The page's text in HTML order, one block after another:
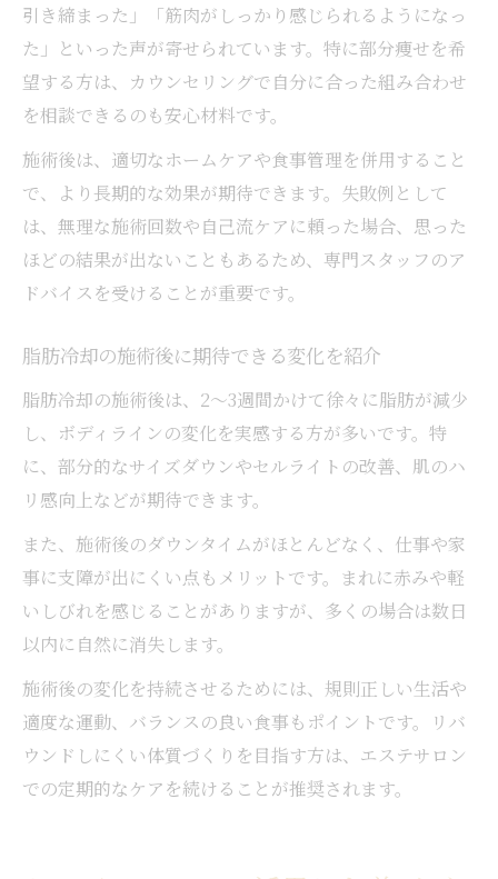
引き締まった」「筋肉がしっかり感じられるようになっ
た」といった声が寄せられています。特に部分痩せを希
望する方は、カウンセリングで自分に合った組み合わせ
を相談できるのも安心材料です。
施術後は、適切なホームケアや食事管理を併用すること
で、より長期的な効果が期待できます。失敗例として
は、無理な施術回数や自己流ケアに頼った場合、思った
ほどの結果が出ないこともあるため、専門スタッフのア
ドバイスを受けることが重要です。
脂肪冷却の施術後に期待できる変化を紹介
脂肪冷却の施術後は、2～3週間かけて徐々に脂肪が減少
し、ボディラインの変化を実感する方が多いです。特
に、部分的なサイズダウンやセルライトの改善、肌のハ
リ感向上などが期待できます。
また、施術後のダウンタイムがほとんどなく、仕事や家
事に支障が出にくい点もメリットです。まれに赤みや軽
いしびれを感じることがありますが、多くの場合は数日
以内に自然に消失します。
施術後の変化を持続させるためには、規則正しい生活や
適度な運動、バランスの良い食事もポイントです。リバ
ウンドしにくい体質づくりを目指す方は、エステサロン
での定期的なケアを続けることが推奨されます。